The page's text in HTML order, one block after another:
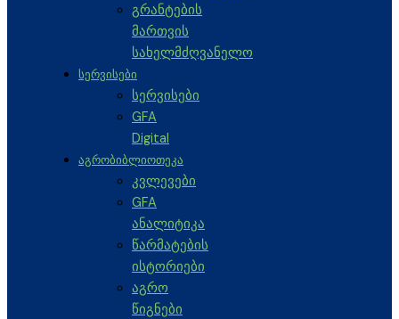
გრანტების
მართვის
სახელმძღვანელო
ᲡᲔᲠᲕᲘᲡᲔᲑᲘ
სერვისები
GFA
Digital
ᲐᲒᲠᲝᲑᲘᲑᲚᲘᲝᲗᲔᲙᲐ
კვლევები
GFA
ანალიტიკა
წარმატების
ისტორიები
აგრო
წიგნები